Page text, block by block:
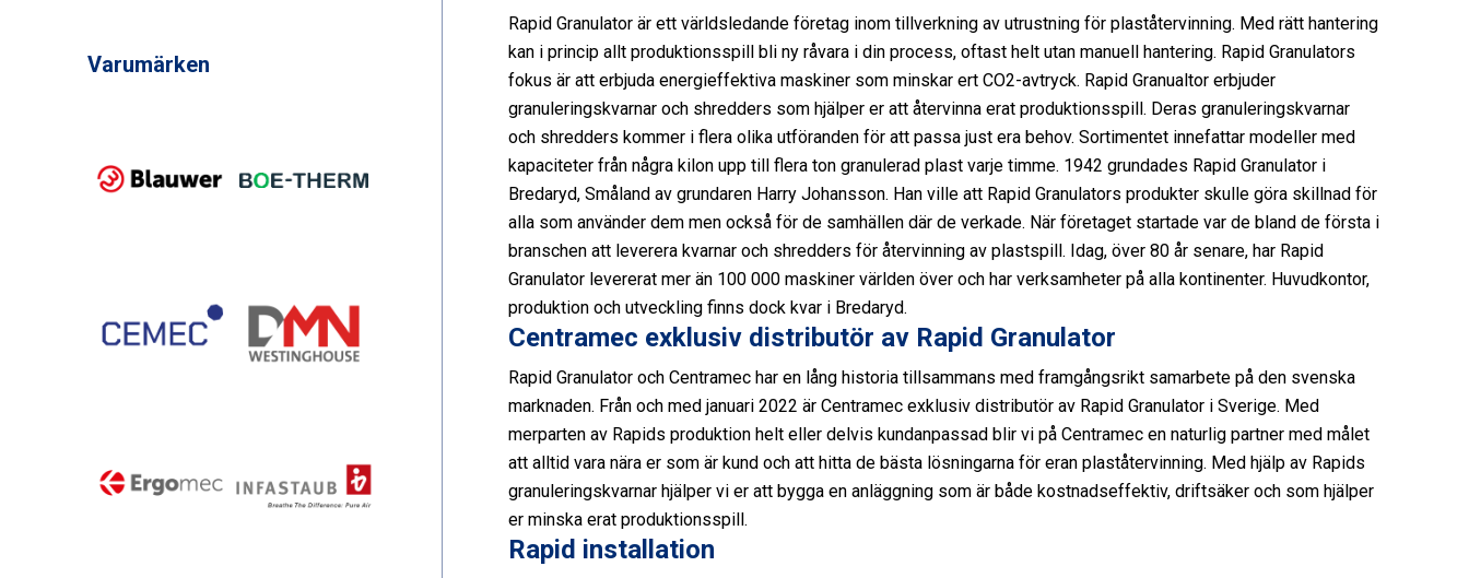
Rapid Granulator är ett världsledande företag inom tillverkning av utrustning för plaståtervinning. Med rätt hantering
kan i princip allt produktionsspill bli ny råvara i din process, oftast helt utan manuell hantering. Rapid Granulators
fokus är att erbjuda energieffektiva maskiner som minskar ert CO2-avtryck. Rapid Granualtor erbjuder
granuleringskvarnar och shredders som hjälper er att återvinna erat produktionsspill. Deras granuleringskvarnar
och shredders kommer i flera olika utföranden för att passa just era behov. Sortimentet innefattar modeller med
kapaciteter från några kilon upp till flera ton granulerad plast varje timme. 1942 grundades Rapid Granulator i
Bredaryd, Småland av grundaren Harry Johansson. Han ville att Rapid Granulators produkter skulle göra skillnad för
alla som använder dem men också för de samhällen där de verkade. När företaget startade var de bland de första i
branschen att leverera kvarnar och shredders för återvinning av plastspill. Idag, över 80 år senare, har Rapid
Granulator levererat mer än 100 000 maskiner världen över och har verksamheter på alla kontinenter. Huvudkontor,
produktion och utveckling finns dock kvar i Bredaryd.
Centramec exklusiv distributör av Rapid Granulator
Rapid Granulator och Centramec har en lång historia tillsammans med framgångsrikt samarbete på den svenska
marknaden. Från och med januari 2022 är Centramec exklusiv distributör av Rapid Granulator i Sverige. Med
merparten av Rapids produktion helt eller delvis kundanpassad blir vi på Centramec en naturlig partner med målet
att alltid vara nära er som är kund och att hitta de bästa lösningarna för eran plaståtervinning. Med hjälp av Rapids
granuleringskvarnar hjälper vi er att bygga en anläggning som är både kostnadseffektiv, driftsäker och som hjälper
er minska erat produktionsspill.
Rapid installation
Varumärken